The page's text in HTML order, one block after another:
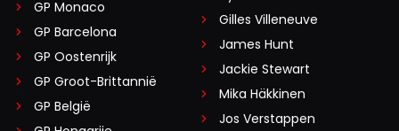
GP Monaco
GP Barcelona
GP Oostenrijk
GP Groot-Brittannië
GP België
Gilles Villeneuve
James Hunt
Jackie Stewart
Mika Häkkinen
Jos Verstappen